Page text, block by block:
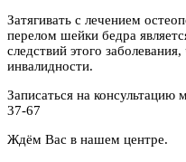
Затягивать с лечением
перелом шейки бедра
следствий этого
инвалидности.
Записаться на
37-67
Ждём Вас в нашем центре.